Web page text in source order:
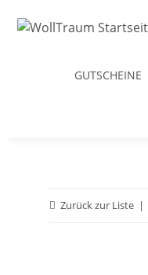
GUTSCHEINE
Zurück zur Liste